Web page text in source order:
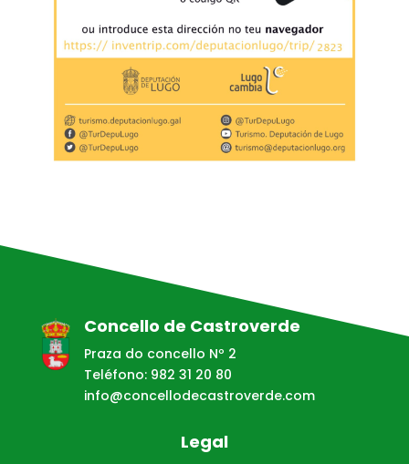
Concello de Castroverde
Praza do concello Nº 2
Teléfono: 982 31 20 80
info@concellodecastroverde.com
Legal